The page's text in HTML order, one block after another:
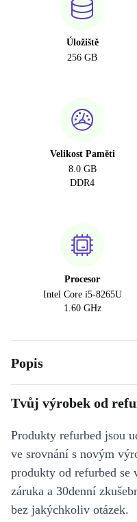
Úložiště
256 GB
Velikost Paměti
8.0 GB
DDR4
Procesor
Intel Core i5-8265U
1.60 GHz
Popis
Tvůj výrobek od
Produkty refurbed jsou
ve srovnání s novým
produkty od refurbed se
záruka a 30denní
bez jakýchkoliv otázek.